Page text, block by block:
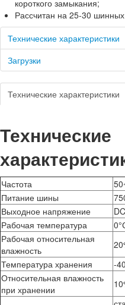
короткого замыкания;
Рассчитан на 25-30 шинных
Технические характеристики
Загрузки
Технические характеристики
Технические
Частота
Питание шины
Выходное напряжение
Рабочая температура
Рабочая относительная
влажность
Температура хранения
-
Относительная влажность
при хранении